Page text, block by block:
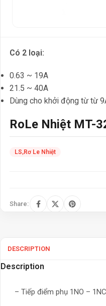
RoLe Nhiệt MT-
Có 2 loại:
0.63 ~ 19A
21.5 ~ 40A
Dùng cho khởi động từ từ
LS,Rơ Le Nhiệt
Share:
DESCRIPTION
Description
– Tiếp điểm phụ 1NO –